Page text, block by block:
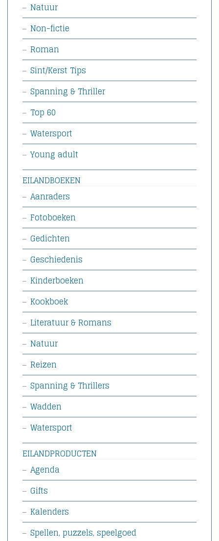
Natuur
Non-fictie
Roman
Sint/Kerst Tips
Spanning & Thriller
Top 60
Watersport
Young adult
EILANDBOEKEN
Aanraders
Fotoboeken
Gedichten
Geschiedenis
Kinderboeken
Kookboek
Literatuur & Romans
Natuur
Reizen
Spanning & Thrillers
Wadden
Watersport
EILANDPRODUCTEN
Agenda
Gifts
Kalenders
Spellen, puzzels, speelgoed